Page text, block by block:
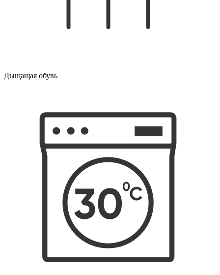
Дыщащая обувь